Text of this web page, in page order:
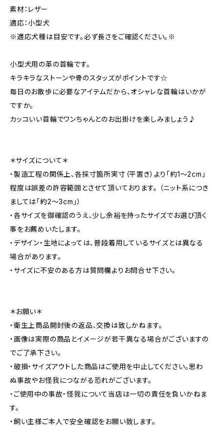
素材：レザー
適応：小型犬
※適応犬種は目安です。必ず長さをご確認ください。※
小型犬用の革の首輪です。
キラキラなストーンや骨のスタッズがポイントです☆
毎日のお散歩に必要なアイテムだから、オシャレな首輪はいかが
ですか。
カッコいい首輪でワンちゃんとのお出掛けを楽しみましょう♪
＊サイズについて＊
・製造工程の関係上、各採寸箇所実寸（平置き）より「約1～2cm」
程度は誤差の許容範囲とさせて頂いております。 （ニット系につき
ましては「約2～3cm」）
・各サイズを御確認のうえ、少し余裕を持ったサイズでお選び頂く
事をお薦めいたします。
・デザイン・生地によっては、普段着用しているサイズとは異なる
場合があります。
・サイズに不安のある方は質問欄よりお問合せ下さい。
＊お願い＊
・衛生上商品開封後の返品、交換は致しかねます。
・画像は実際の商品とイメージが若干異なる場合がございますの
でご了承下さい。
・破損・サイズアウトした商品はご使用を中止してください。思わ
ぬ事故やお怪我につながる恐れがございます。
・ご使用中の事故・怪我について当店は一切の責任を負いかねま
す。
・飼い主様ご本人で安全確認をお願い致します。